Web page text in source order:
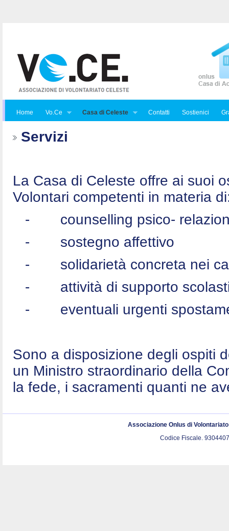
Home Vo.Ce Casa di Celeste Contatti Sostienici
Servizi
La Casa di Celeste offre ai suoi
Volontari competenti in materia
-
counselling psico-
-
sostegno affettivo
-
solidarietà concreta nei
-
attività di supporto
-
eventuali urgenti
Sono a disposizione degli ospiti
un Ministro straordinario della
la fede, i sacramenti quanti ne
Associazione Onlus di
Codice Fiscale.